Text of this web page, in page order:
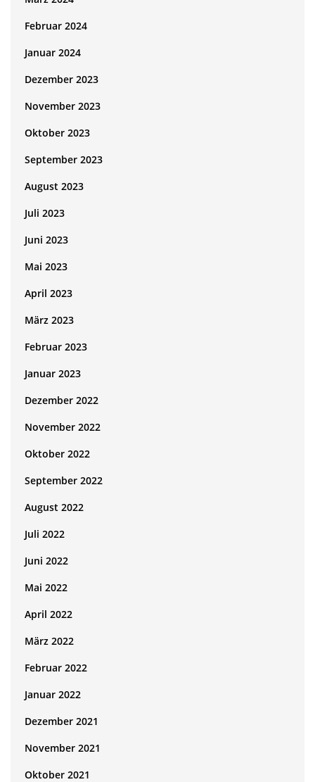
Februar 2024
Januar 2024
Dezember 2023
November 2023
Oktober 2023
September 2023
August 2023
Juli 2023
Juni 2023
Mai 2023
April 2023
März 2023
Februar 2023
Januar 2023
Dezember 2022
November 2022
Oktober 2022
September 2022
August 2022
Juli 2022
Juni 2022
Mai 2022
April 2022
März 2022
Februar 2022
Januar 2022
Dezember 2021
November 2021
Oktober 2021